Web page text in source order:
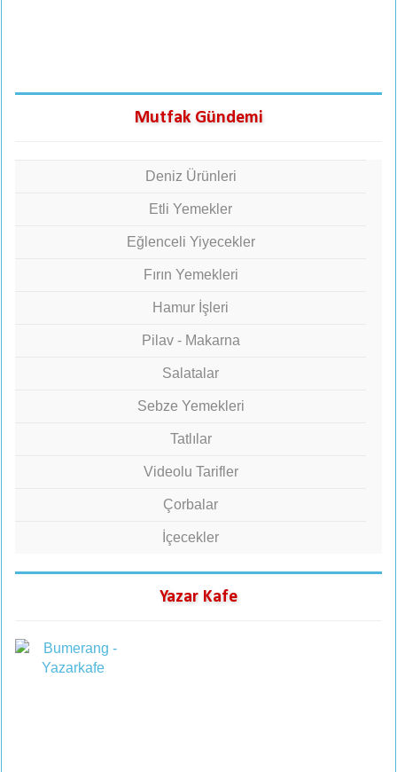
Mutfak Gündemi
Deniz Ürünleri
Etli Yemekler
Eğlenceli Yiyecekler
Fırın Yemekleri
Hamur İşleri
Pilav - Makarna
Salatalar
Sebze Yemekleri
Tatlılar
Videolu Tarifler
Çorbalar
İçecekler
Yazar Kafe